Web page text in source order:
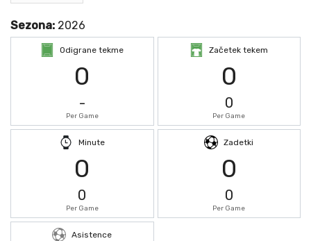
Sezona: 2026
Odigrane tekme
0
-
Per Game
Začetek tekem
0
0
Per Game
Minute
0
0
Per Game
Zadetki
0
0
Per Game
Asistence